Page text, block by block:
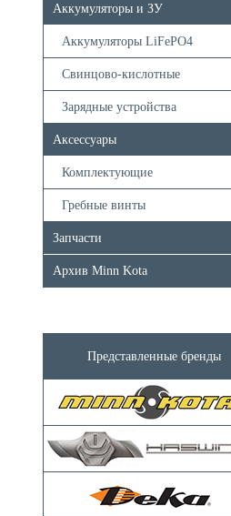
Аккумуляторы и ЗУ
Аккумуляторы LiFePO4
Свинцово-кислотные
Зарядные устройства
Аксессуары
Комплектующие
Гребные винты
Запчасти
Архив Minn Kota
Представленные бренды